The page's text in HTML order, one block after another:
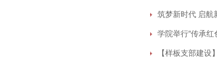
筑梦新时代 启
学院举行“传承
【样板支部建